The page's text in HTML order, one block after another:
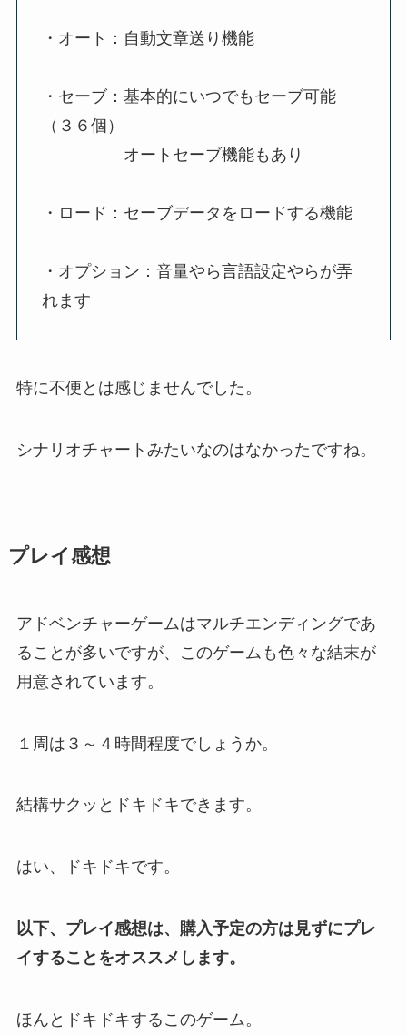
・オート：自動文章送り機能
・セーブ：基本的にいつでもセーブ可能
（３６個）
オートセーブ機能もあり
・ロード：セーブデータをロードする機能
・オプション：音量やら言語設定やらが弄
れます
特に不便とは感じませんでした。
シナリオチャートみたいなのはなかったですね。
プレイ感想
アドベンチャーゲームはマルチエンディングであ
ることが多いですが、このゲームも色々な結末が
用意されています。
１周は３～４時間程度でしょうか。
結構サクッとドキドキできます。
はい、ドキドキです。
以下、プレイ感想は、購入予定の方は見ずにプレ
イすることをオススメします。
ほんとドキドキするこのゲーム。